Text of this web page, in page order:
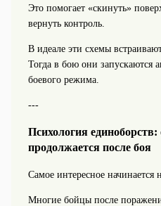
Это помогает «скинуть»
вернуть контроль.
В идеале эти схемы
Тогда в бою они запускаются
боевого режима.
---
Психология единоборств:
продолжается после боя
Самое интересное начинается
Многие бойцы после